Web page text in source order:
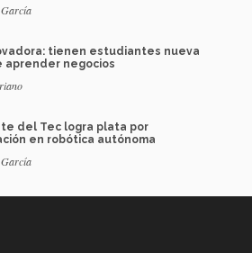
tienen estudiantes nueva
aprender negocios
del Tec logra plata por
en robótica autónoma